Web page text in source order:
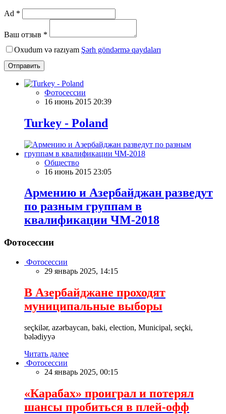
Ad *
Ваш отзыв *
Oxudum və razıyam Şərh göndərmə qaydaları
Отправить
Фотосессии
16 июнь 2015 20:39
Turkey - Poland
Общество
16 июнь 2015 23:05
Армению и Азербайджан разведут
по разным группам в
квалификации ЧМ-2018
Фотосессии
Фотосессии
29 январь 2025, 14:15
В Азербайджане проходят
муниципальные выборы
seçkilər, azərbaycan, baki, election, Municipal, seçki,
bələdiyyə
Читать далее
Фотосессии
24 январь 2025, 00:15
«Карабах» проиграл и потерял
шансы пробиться в плей-офф